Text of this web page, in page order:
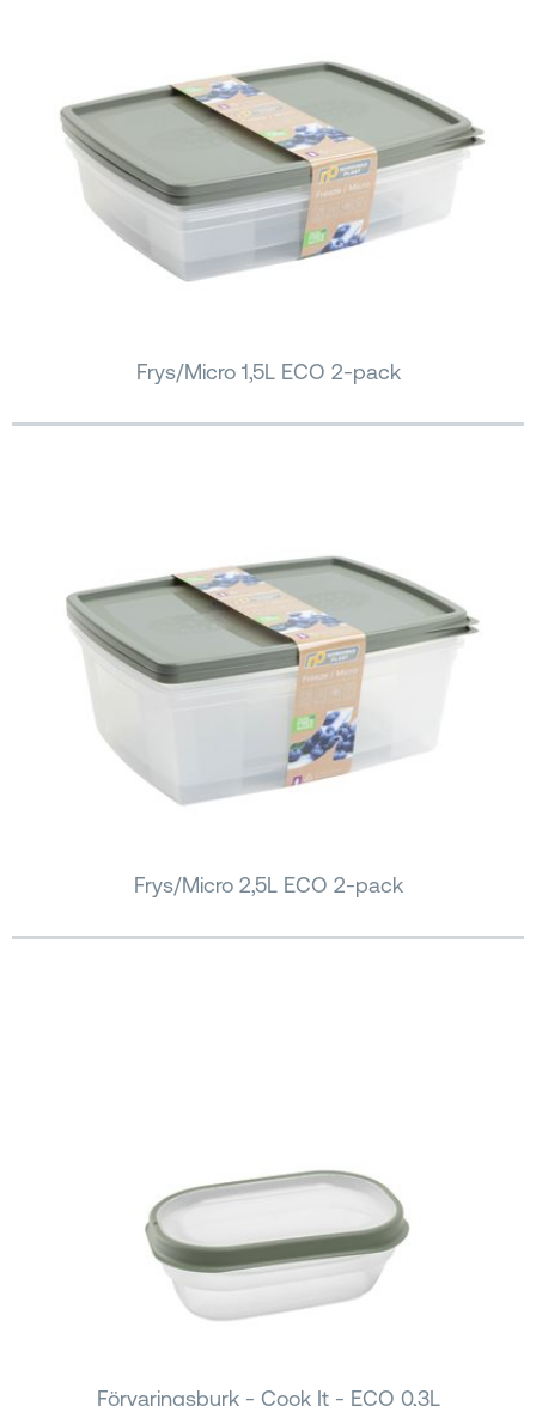
Frys/Micro 1,5L ECO 2-pack
Frys/Micro 2,5L ECO 2-pack
Förvaringsburk - Cook It - ECO 0,3L